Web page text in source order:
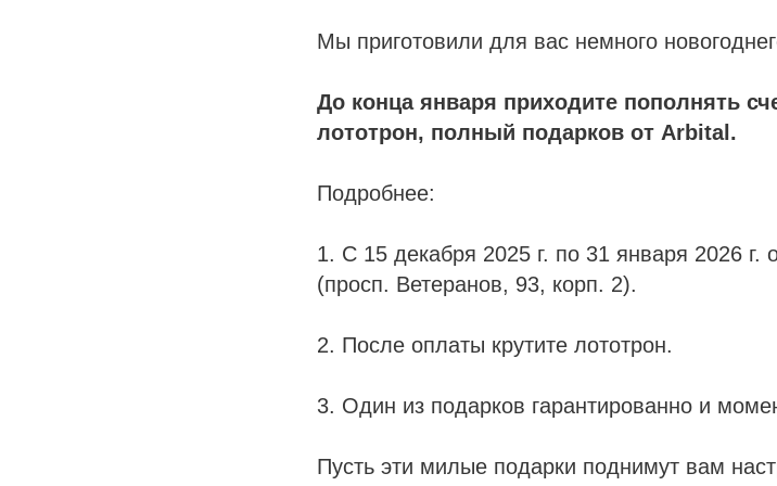
Мы приготовили для вас немного
До конца января приходите пополнять
лототрон, полный подарков от Arbital.
Подробнее:
1. С 15 декабря 2025 г. по 31 января 2026 г.
(просп. Ветеранов, 93, корп. 2).
2. После оплаты крутите лототрон.
3. Один из подарков гарантированно и
Пусть эти милые подарки поднимут вам